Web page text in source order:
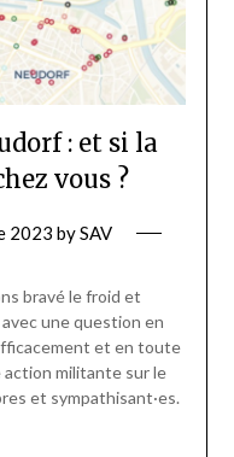
: et si la
vous ?
2023 bySAV
bravé le froid et
une question en
et en toute
action militante sur le
et sympathisant·es.